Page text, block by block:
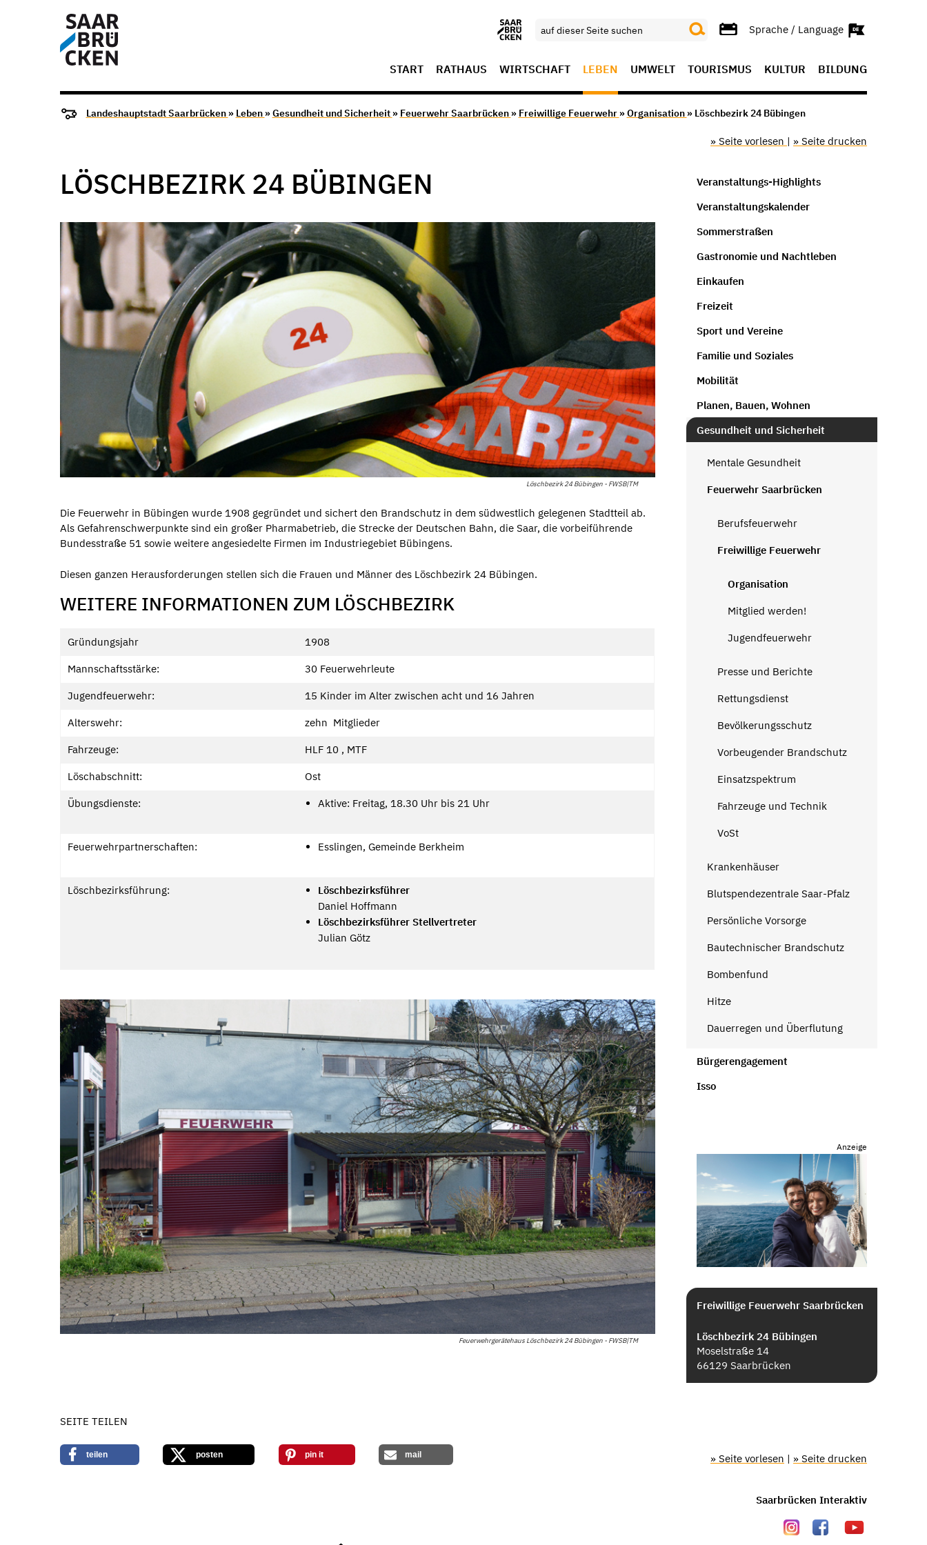
Sprache / Language
START RATHAUS WIRTSCHAFT LEBEN UMWELT TOURISMUS KULTUR BILDUNG
Landeshauptstadt Saarbrücken » Leben »Gesundheit und Sicherheit » Feuerwehr Saarbrücken » Freiwillige Feuerwehr »Organisation » Löschbezirk 24 Bübingen
» Seite vorlesen | » Seite drucken
LÖSCHBEZIRK 24 BÜBINGEN
Löschbezirk 24 Bübingen - FWSB|TM
Die Feuerwehr in Bübingen wurde 1908 gegründet und sichert den Brandschutz in dem südwestlich gelegenen Stadtteil ab.
Als Gefahrenschwerpunkte sind ein großer Pharmabetrieb, die Strecke der Deutschen Bahn, die Saar, die vorbeiführende
Bundesstraße 51 sowie weitere angesiedelte Firmen im Industriegebiet Bübingens.
Diesen ganzen Herausforderungen stellen sich die Frauen und Männer des Löschbezirk 24 Bübingen.
WEITERE INFORMATIONEN ZUM LÖSCHBEZIRK
Gründungsjahr 1908
Mannschaftsstärke: 30 Feuerwehrleute
Jugendfeuerwehr: 15 Kinder im Alter zwischen acht und 16 Jahren
Alterswehr: zehn Mitglieder
Fahrzeuge: HLF 10 , MTF
Löschabschnitt: Ost
Übungsdienste: Aktive: Freitag, 18.30 Uhr bis 21 Uhr
Feuerwehrpartnerschaften: Esslingen, Gemeinde Berkheim
Löschbezirksführung:
Löschbezirksführer
​Daniel Hoffmann
Löschbezirksführer Stellvertreter
Julian Götz
Feuerwehrgerätehaus Löschbezirk 24 Bübingen - FWSB|TM
Veranstaltungs-Highlights
Veranstaltungskalender
Sommerstraßen
Gastronomie und Nachtleben
Einkaufen
Freizeit
Sport und Vereine
Familie und Soziales
Mobilität
Planen, Bauen, Wohnen
Gesundheit und Sicherheit
Mentale Gesundheit
Feuerwehr Saarbrücken
Berufsfeuerwehr
Freiwillige Feuerwehr
Organisation
Mitglied werden!
Jugendfeuerwehr
Presse und Berichte
Rettungsdienst
Bevölkerungsschutz
Vorbeugender Brandschutz
Einsatzspektrum
Fahrzeuge und Technik
VoSt
Krankenhäuser
Blutspendezentrale Saar-Pfalz
Persönliche Vorsorge
Bautechnischer Brandschutz
Bombenfund
Hitze
Dauerregen und Überflutung
Bürgerengagement
Isso
Anzeige
Freiwillige Feuerwehr Saarbrücken
Löschbezirk 24 Bübingen
Moselstraße 14
66129 Saarbrücken
SEITE TEILEN
teilen posten pin it mail » Seite vorlesen | » Seite drucken
Saarbrücken Interaktiv